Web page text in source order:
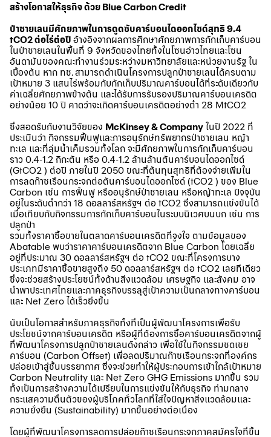
สร้างโอกาสให้ธุรกิจ ด้วย Blue Carbon Credit
ป่าชายเลนมีศักยภาพในการดูดซับคาร์บอนไดออกไซด์สุทธิ 9.4
tCO2 ต่อไร่ต่อปี อ้างอิงจากผลการศึกษาศักยภาพการกักเก็บคาร์บอน
ในป่าชายเลนในพื้นที่ 9 จังหวัดของไทยทั้งในโซนอ่าวไทยและโซน
อันดามันของคณะทำงานร่วมระหว่างมหาวิทยาลัยและหน่วยงานรัฐ ใน
เบื้องต้น หาก ทช. สามารถดำเนินโครงการปลูกป่าชายเลนได้ครบตาม
เป้าหมาย 3 แสนไร่พร้อมกับกักเก็บปริมาณคาร์บอนได้ที่ระดับเดียวกับ
ค่าเฉลี่ยศักยภาพข้างต้น และได้รับการรับรองปริมาณคาร์บอนเครดิต
อย่างน้อย 10 ปี คาดว่าจะเกิดคาร์บอนเครดิตอย่างต่ำ 28 MtCO2
ซึ่งสอดรับกับงานวิจัยของ McKinsey & Company ในปี 2022 ที่
ประเมินว่า กิจกรรมฟื้นฟูและการอนุรักษ์ทรัพยากรป่าชายเลน หญ้า
ทะเล และที่ลุ่มน้ำเค็มรวมทั้งโลก จะมีศักยภาพในการกักเก็บคาร์บอน
ราว 0.4-1.2 กิกะตัน หรือ 0.4-1.2 ล้านล้านตันคาร์บอนไดออกไซด์
(GtCO2 ) ต่อปี ภายในปี 2050 ขณะที่ต้นทุนสุทธิที่ต้องจ่ายเพิ่มใน
การลดก๊าซเรือนกระจกต่อตันคาร์บอนไดออกไซด์ (tCO2 ) ของ Blue
Carbon เช่น การฟื้นฟู หรืออนุรักษ์ป่าชายเลน หรือหญ้าทะเล ปัจจุบัน
อยู่ในระดับต่ำกว่า 18 ดอลลาร์สหรัฐฯ ต่อ tCO2 ซึ่งสามารถแข่งขันได้
เมื่อเทียบกับกิจกรรมการกักเก็บคาร์บอนในระบบนิเวศบนบก เช่น การ
ปลูกป่า
รวมทั้งราคาซื้อขายในตลาดคาร์บอนเครดิตที่จูงใจ ตามข้อมูลของ
Abatable พบว่าราคาคาร์บอนเครดิตจาก Blue Carbon โดยเฉลี่ย
อยู่ที่ประมาณ 30 ดอลลาร์สหรัฐฯ ต่อ tCO2 ขณะที่โครงการบาง
ประเภทมีราคาซื้อขายสูงถึง 50 ดอลลาร์สหรัฐฯ ต่อ tCO2 เลยทีเดียว
ซึ่งจะช่วยสร้างประโยชน์ทั้งด้านสิ่งแวดล้อม เศรษฐกิจ และสังคม อาจ
นำพาประเทศไทยและภาคธุรกิจบรรลุสู่เป้าความเป็นกลางทางคาร์บอน
และ Net Zero ได้เร็วยิ่งขึ้น
นับเป็นโอกาสสำหรับภาคธุรกิจทั้งที่เป็นผู้พัฒนาโครงการเพื่อรับ
ประโยชน์จากคาร์บอนเครดิต หรือผู้ที่ต้องการซื้อคาร์บอนเครดิตจากผู้
ที่พัฒนาโครงการปลูกป่าชายเลนดังกล่าว เพื่อใช้ในกิจกรรมชดเชย
คาร์บอน (Carbon Offset) เพื่อลดปริมาณก๊าซเรือนกระจกที่องค์กร
ปล่อยเข้าสู่ชั้นบรรยากาศ ซึ่งจะช่วยทำให้ผู้ประกอบการเข้าใกล้เป้าหมาย
Carbon Neutrality และ Net Zero GHG Emissions มากขึ้น รวม
ทั้งเป็นการสร้างความได้เปรียบในการแข่งขันให้กับธุรกิจ ท่ามกลาง
กระแสความตื่นตัวของผู้บริโภคทั่วโลกที่ใส่ใจปัญหาสิ่งแวดล้อมและ
ความยั่งยืน (Sustainability) มากขึ้นอย่างต่อเนื่อง
โดยผู้ที่พัฒนาโครงการลดการปล่อยก๊าซเรือนกระจกภาคสมัครใจที่ขึ้น